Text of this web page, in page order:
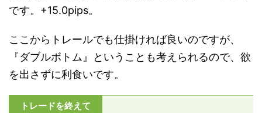
です。+15.0pips。
ここからトレールでも仕掛ければ良いのですが、
『ダブルボトム』ということも考えられるので、欲
を出さずに利食いです。
トレードを終えて